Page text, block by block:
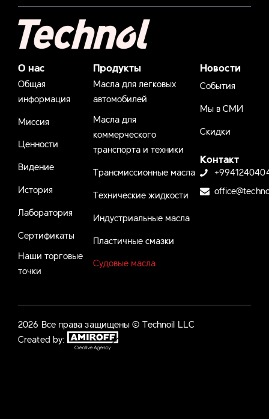
О нас
Общая
информация
Миссия
Ценности
Видение
История
Лаборатория
Сертификаты
Наши торговые
точки
Продукты
Масла для легковых
автомобилей
Масла для
коммерческого
транспорта и техники
Трансмиссионные масла
Технические жидкости
Индустриальные масла
Пластичные смазки
Судовые масла
Новости
События
Мы в СМИ
Скидки
Контакт
2026 Все права защищены © Technoil LLC
Created by: